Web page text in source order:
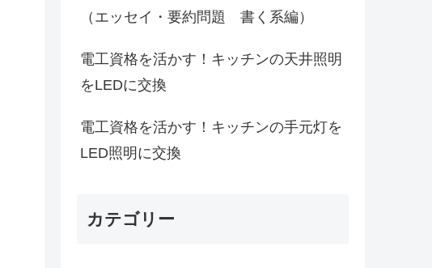
（エッセイ・要約問題 書く系編）
電工資格を活かす！キッチンの天井照明
をLEDに交換
電工資格を活かす！キッチンの手元灯を
LED照明に交換
カテゴリー